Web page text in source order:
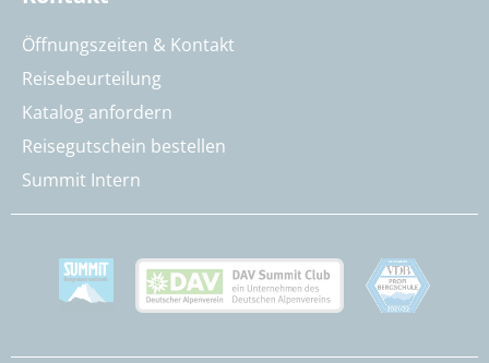
Öffnungszeiten & Kontakt
Reisebeurteilung
Katalog anfordern
Reisegutschein bestellen
Summit Intern